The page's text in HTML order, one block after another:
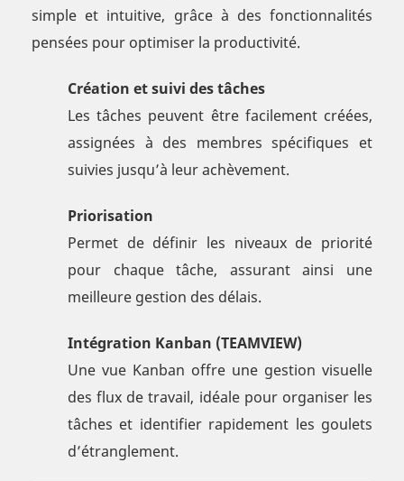
simple et intuitive, grâce à des fonctionnalités
pensées pour optimiser la productivité.
Création et suivi des tâches
Les tâches peuvent être facilement créées,
assignées à des membres spécifiques et
suivies jusqu’à leur achèvement.
Priorisation
Permet de définir les niveaux de priorité
pour chaque tâche, assurant ainsi une
meilleure gestion des délais.
Intégration Kanban (TEAMVIEW)
Une vue Kanban offre une gestion visuelle
des flux de travail, idéale pour organiser les
tâches et identifier rapidement les goulets
d’étranglement.